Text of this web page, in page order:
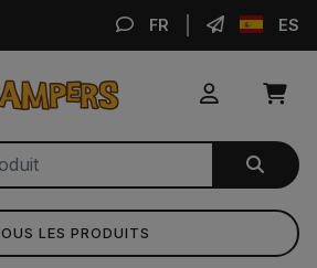
FR ES
LES PRODUITS